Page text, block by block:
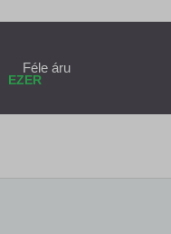
EZER
Féle áru